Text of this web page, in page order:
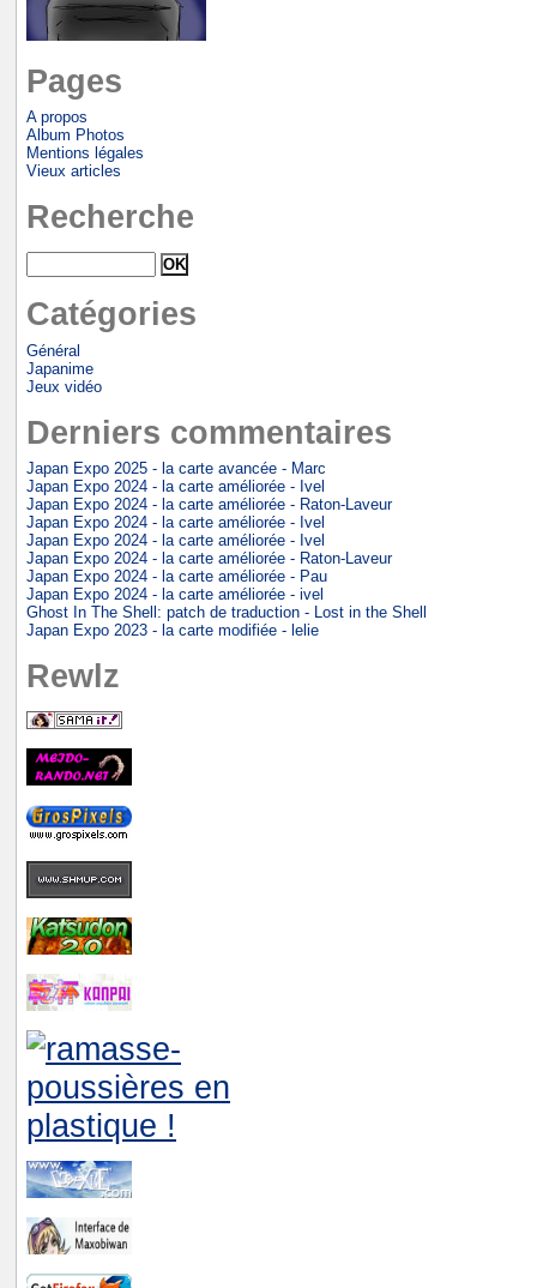
Pages
A propos
Album Photos
Mentions légales
Vieux articles
Recherche
Catégories
Général
Japanime
Jeux vidéo
Derniers commentaires
Japan Expo 2025 - la carte avancée - Marc
Japan Expo 2024 - la carte améliorée - Ivel
Japan Expo 2024 - la carte améliorée - Raton-Laveur
Japan Expo 2024 - la carte améliorée - Ivel
Japan Expo 2024 - la carte améliorée - Ivel
Japan Expo 2024 - la carte améliorée - Raton-Laveur
Japan Expo 2024 - la carte améliorée - Pau
Japan Expo 2024 - la carte améliorée - ivel
Ghost In The Shell: patch de traduction - Lost in the Shell
Japan Expo 2023 - la carte modifiée - lelie
Rewlz